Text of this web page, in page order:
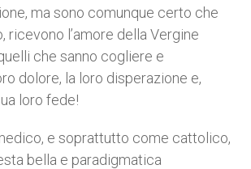
ma sono comunque certo che
ricevono l’amore della Vergine
che sanno cogliere e
dolore, la loro disperazione e,
loro fede!
e soprattutto come cattolico,
bella e paradigmatica